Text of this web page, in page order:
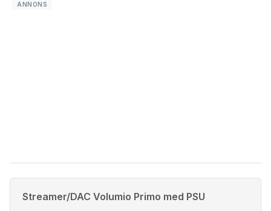
Streamer/DAC Volumio Primo med PSU